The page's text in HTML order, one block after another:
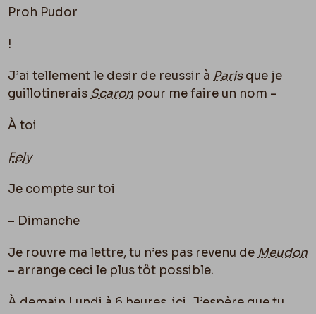
Proh Pudor
!
J’ai tellement le desir de reussir àParisque je
guillotineraisScaron pour me faire un nom –
À toi
Fely
Je compte sur toi
– Dimanche
Je rouvre ma lettre, tu n’es pas revenu deMeudon
– arrange ceci le plus tôt possible.
À demain Lundi à 6 heures, ici. J’espère que tu